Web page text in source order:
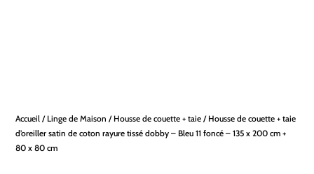
Accueil / Linge de Maison / Housse de couette + taie / Housse de couette + taie
d’oreiller satin de coton rayure tissé dobby – Bleu 11 foncé – 135 x 200 cm +
80 x 80 cm